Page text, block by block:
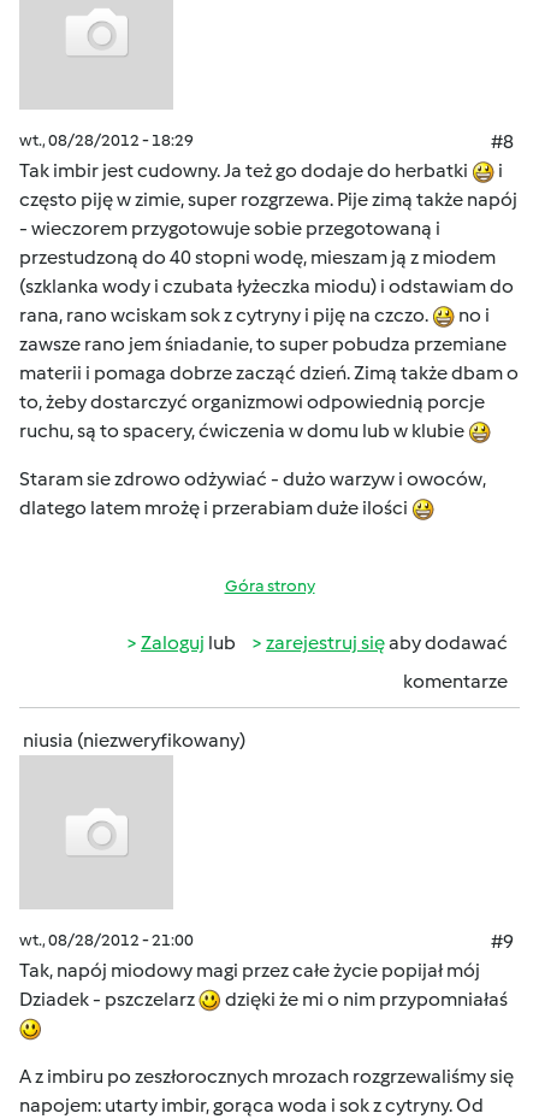
wt., 08/28/2012 - 18:29
#8
Tak imbir jest cudowny. Ja też go dodaje do herbatki
i
często piję w zimie, super rozgrzewa. Pije zimą także napój
- wieczorem przygotowuje sobie przegotowaną i
przestudzoną do 40 stopni wodę, mieszam ją z miodem
(szklanka wody i czubata łyżeczka miodu) i odstawiam do
rana, rano wciskam sok z cytryny i piję na czczo.
no i
zawsze rano jem śniadanie, to super pobudza przemiane
materii i pomaga dobrze zacząć dzień. Zimą także dbam o
to, żeby dostarczyć organizmowi odpowiednią porcje
ruchu, są to spacery, ćwiczenia w domu lub w klubie
Staram sie zdrowo odżywiać - dużo warzyw i owoców,
dlatego latem mrożę i przerabiam duże ilości
Góra strony
Zaloguj lub zarejestruj sięaby dodawać
komentarze
niusia (niezweryfikowany)
wt., 08/28/2012 - 21:00
#9
Tak, napój miodowy magi przez całe życie popijał mój
Dziadek - pszczelarz
dzięki że mi o nim przypomniałaś
A z imbiru po zeszłorocznych mrozach rozgrzewaliśmy się
napojem: utarty imbir, gorąca woda i sok z cytryny. Od